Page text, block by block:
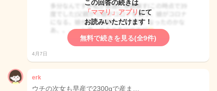
この回答の続きは
「ママリ」アプリ にて
お読みいただけます！
無料で続きを見る(全9件)
4月7日
erk
ウチの次女も早産で2300gで産ま…